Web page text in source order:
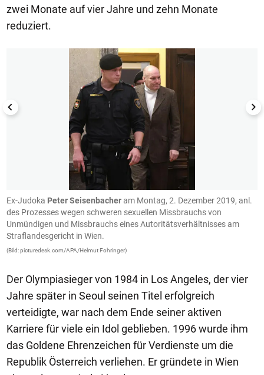
zwei Monate auf vier Jahre und zehn Monate
reduziert.
1/9
Ex-Judoka Peter Seisenbacheram Montag, 2. Dezember 2019, anl.
des Prozesses wegen schweren sexuellen Missbrauchs von
Unmündigen und Missbrauchs eines Autoritätsverhältnisses am
Straflandesgericht in Wien.
(Bild: picturedesk.com/APA/Helmut Fohringer)
Der Olympiasieger von 1984 in Los Angeles, der vier
Jahre später in Seoul seinen Titel erfolgreich
verteidigte, war nach dem Ende seiner aktiven
Karriere für viele ein Idol geblieben. 1996 wurde ihm
das Goldene Ehrenzeichen für Verdienste um die
Republik Österreich verliehen. Er gründete in Wien